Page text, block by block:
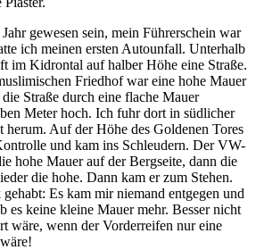
gewesen sein, mein Führerschein war
ich meinen ersten Autounfall. Unterhalb
im Kidrontal auf halber Höhe eine Straße.
Friedhof war eine hohe Mauer
Straße durch eine flache Mauer
Meter hoch. Ich fuhr dort in südlicher
Auf der Höhe des Goldenen Tores
und kam ins Schleudern. Der VW-
hohe Mauer auf der Bergseite, dann die
die hohe. Dann kam er zum Stehen.
Es kam mir niemand entgegen und
keine kleine Mauer mehr. Besser nicht
wäre, wenn der Vorderreifen nur eine